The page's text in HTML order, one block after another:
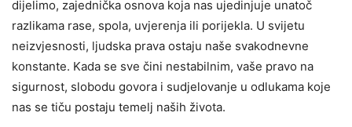
dijelimo, zajednička osnova koja nas ujedinjuje unatoč
razlikama rase, spola, uvjerenja ili porijekla. U svijetu
neizvjesnosti, ljudska prava ostaju naše svakodnevne
konstante. Kada se sve čini nestabilnim, vaše pravo na
sigurnost, slobodu govora i sudjelovanje u odlukama koje
nas se tiču ​​postaju temelj naših života.